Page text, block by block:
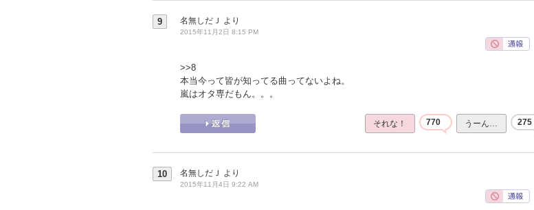
9 名無しだＪ より
2015年11月2日 8:15 PM
>>8
本当今って皆が知ってる曲ってないよね。
嵐はオタ専だもん。。。
それな！ 770 うーん… 275
10 名無しだＪ より
2015年11月4日 9:22 AM